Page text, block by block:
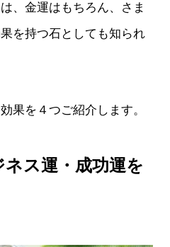
、金運はもちろん、さま
を持つ石としても知られ
果を４つご紹介します。
ネス運・成功運を